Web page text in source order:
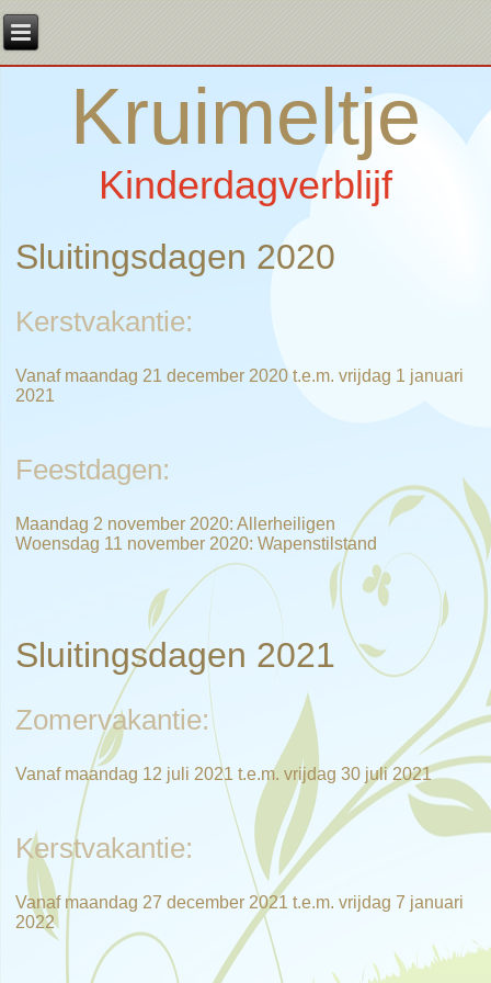
Kruimeltje
Kinderdagverblijf
Sluitingsdagen 2020
Kerstvakantie:
Vanaf maandag 21 december 2020 t.e.m. vrijdag 1 januari
2021
Feestdagen:
Maandag 2 november 2020: Allerheiligen
Woensdag 11 november 2020: Wapenstilstand
Sluitingsdagen 2021
Zomervakantie:
Vanaf maandag 12 juli 2021 t.e.m. vrijdag 30 juli 2021
Kerstvakantie:
Vanaf maandag 27 december 2021 t.e.m. vrijdag 7 januari
2022